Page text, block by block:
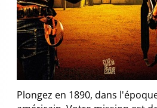
Plongez en 1890, dans